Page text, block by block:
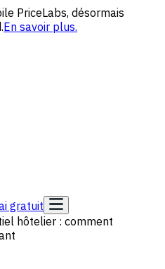
PriceLabs, désormais
En savoir plus.
gratuit
hôtelier : comment